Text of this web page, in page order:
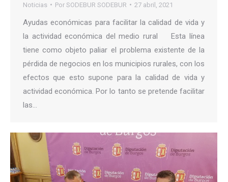
Noticias Por SODEBUR SODEBUR 27 abril, 2021
Ayudas económicas para facilitar la calidad de vida y
la actividad económica del medio rural Esta línea
tiene como objeto paliar el problema existente de la
pérdida de negocios en los municipios rurales, con los
efectos que esto supone para la calidad de vida y
actividad económica. Por lo tanto se pretende facilitar
las…